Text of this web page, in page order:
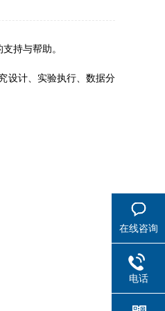
持与帮助。
设计、实验执行、数据分
在线咨询
电话